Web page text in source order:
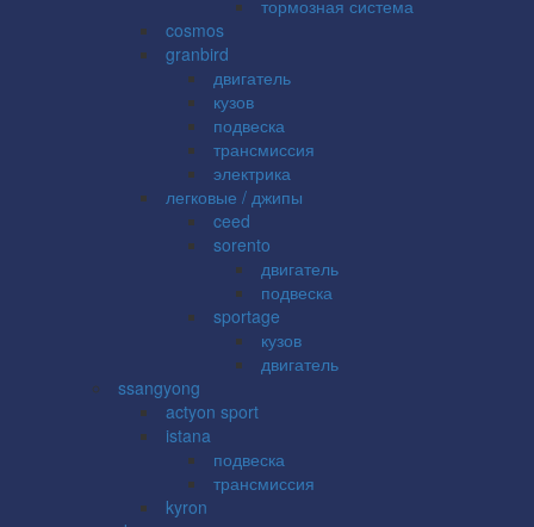
тормозная система
cosmos
granbird
двигатель
кузов
подвеска
трансмиссия
электрика
легковые / джипы
ceed
sorento
двигатель
подвеска
sportage
кузов
двигатель
ssangyong
actyon sport
istana
подвеска
трансмиссия
kyron